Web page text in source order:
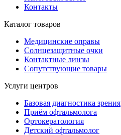
Контакты
Каталог товаров
Медицинские оправы
Солнцезащитные очки
Контактные линзы
Сопутствующие товары
Услуги центров
Базовая диагностика зрения
Приём офтальмолога
Ортокератология
Детский офтальмолог